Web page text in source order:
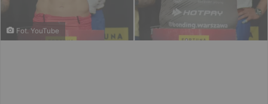
Fot. YouTube